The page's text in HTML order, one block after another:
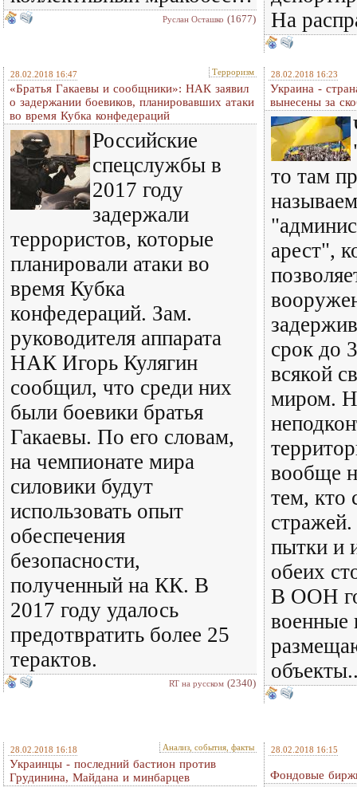
Руслан Осташко (1677)
На
28.02.2018 16:47 Терроризм
«Братья Гакаевы и сообщники»: НАК заявил
о задержании боевиков, планировавших атаки
во время Кубка конфедераций
Российские
спецслужбы в
2017 году
задержали
террористов, которые
планировали атаки во
время Кубка
конфедераций. Зам.
руководителя аппарата
НАК Игорь Кулягин
сообщил, что среди них
были боевики братья
Гакаевы. По его словам,
на чемпионате мира
силовики будут
использовать опыт
обеспечения
безопасности,
полученный на КК. В
2017 году удалось
предотвратить более 25
терактов.
RT на русском (2340)
28.02.2018 16:23
Украина -
вынесены за
то там
арест",
срок до
всякой
миром.
вообще
тем, кто
пытки и
обеих
В ООН
военные
28.02.2018 16:18 Анализ, события, факты
Украинцы - последний бастион против
Грудинина, Майдана и минбарцев
28.02.2018 16:15
Фондовые